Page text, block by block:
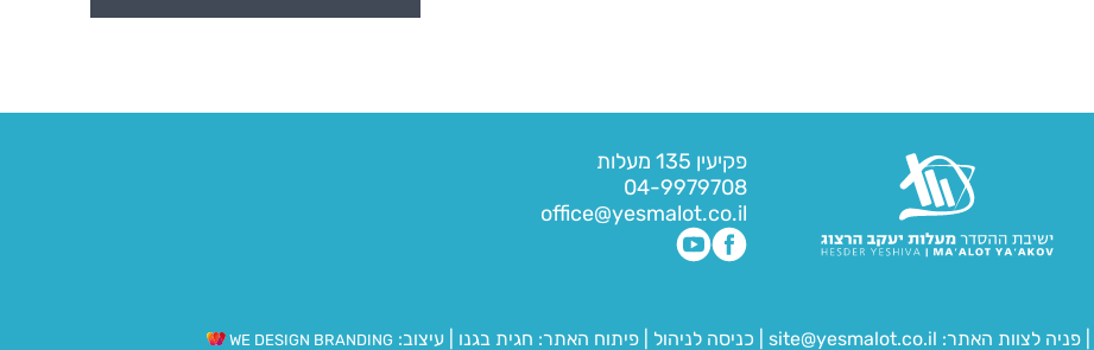
פקיעין 135 מעלות
04-9979708
office@yesmalot.co.il
פניה לצוות האתר: site@yesmalot.co.il כניסה לניהול פיתוח האתר: חגית בגנו עיצוב: WE DESIGN BRANDING